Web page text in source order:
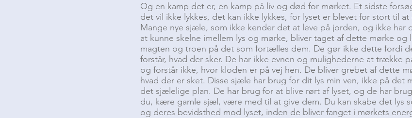
Og en kamp det er, en kamp på liv og død for mørket. Et sidste
det vil ikke lykkes, det kan ikke lykkes, for lyset er blevet for stort til
Mange nye sjæle, som ikke kender det at leve på jorden, og ikke har
at kunne skelne imellem lys og mørke, bliver taget af dette mørke
magten og troen på det som fortælles dem. De gør ikke dette fordi
forstår, hvad der sker. De har ikke evnen og mulighederne at trække
og forstår ikke, hvor kloden er på vej hen. De bliver grebet af dette
hvad der er sket. Disse sjæle har brug for dit lys min ven, ikke på det
det sjælelige plan. De har brug for at blive rørt af lyset, og de har
du, kære gamle sjæl, være med til at give dem. Du kan skabe det lys
og deres bevidsthed mod lyset, inden de bliver fanget i mørkets